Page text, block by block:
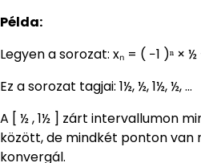
Példa:
Legyen a sorozat: xₙ = ( −1 )ⁿ × ½
Ez a sorozat tagjai: 1½, ½, 1½, ½, …
A [ ½ , 1½ ] zárt intervallumon
között, de mindkét ponton van
konvergál.